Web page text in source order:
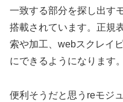
一致する部分を探し出す
搭載されています。正規
索や加工、webスクレイ
にできるようになります。
便利そうだと思うreモジ